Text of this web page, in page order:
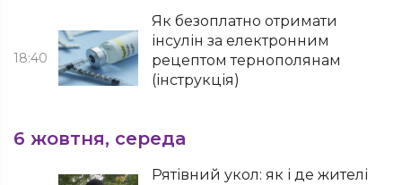
18:40
Як безоплатно отримати
інсулін за електронним
рецептом тернополянам
(інструкція)
6 жовтня, середа
Рятівний укол: як і де жителі